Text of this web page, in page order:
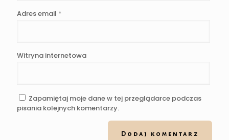
Adres email *
Witryna internetowa
Zapamiętaj moje dane w tej przeglądarce podczas
pisania kolejnych komentarzy.